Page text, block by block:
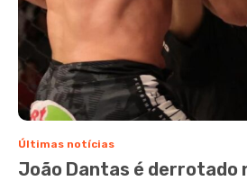
Últimas notícias
João Dantas é derrotado